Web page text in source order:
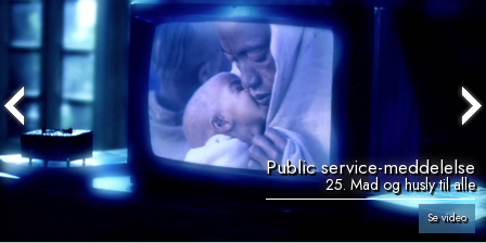
Public service-meddelelse
25. Mad og husly til alle
Se video